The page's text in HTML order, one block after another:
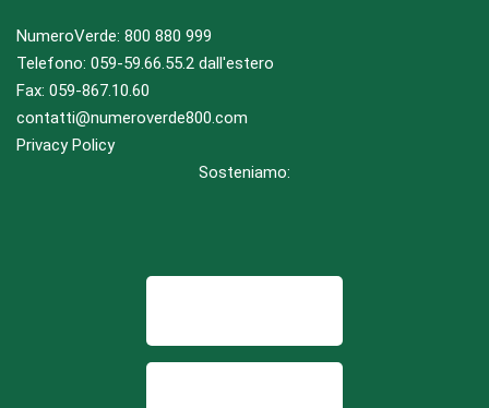
NumeroVerde: 800 880 999
Telefono: 059-59.66.55.2 dall'estero
Fax: 059-867.10.60
contatti@numeroverde800.com
Privacy Policy
Sosteniamo: